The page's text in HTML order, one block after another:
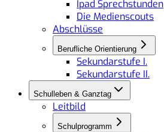
Ipad Sprechstunden
Die Medienscouts
Abschlüsse
Berufliche Orientierung
Sekundarstufe I.
Sekundarstufe II.
Schulleben & Ganztag
Leitbild
Schulprogramm